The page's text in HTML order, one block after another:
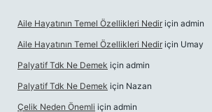
Aile Hayatının Temel Özellikleri Nedir için admin
Aile Hayatının Temel Özellikleri Nedir için Umay
Palyatif Tdk Ne Demek için admin
Palyatif Tdk Ne Demek için Nazan
Çelik Neden Önemli için admin